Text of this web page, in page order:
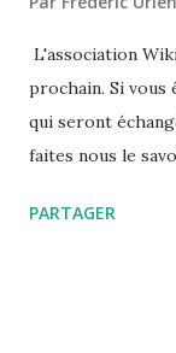
L'association
prochain. Si
qui seront
faites nous le
PARTAGER